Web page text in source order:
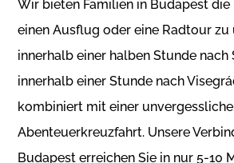
Wir bieten Familien in Budapest
einen Ausflug oder eine Radtour zu
innerhalb einer halben Stunde nach
innerhalb einer Stunde nach
kombiniert mit einer
Abenteuerkreuzfahrt. Unsere
Budapest erreichen Sie in nur 5-10